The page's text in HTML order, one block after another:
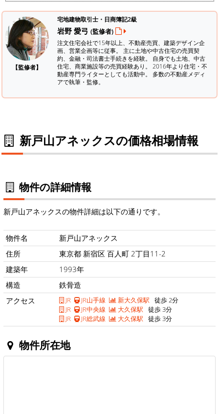
【監修者】
宅地建物取引士・日商簿記2級
岩野 愛弓 (監修者)
注文住宅会社で15年以上、不動産売買、建築デザイン企
画、営業企画等に従事。 主に土地や中古住宅の売買契
約、金融・司法書士手続きを経験。 自身でも土地、中古
住宅、商業施設等の売買経験あり。 2016年より住宅・不
動産専門ライターとしても活動中。 多数の不動産メディ
アで執筆・監修。
新戸山アネックスの価格相場情報
物件の詳細情報
新戸山アネックスの物件詳細は以下の通りです。
物件名
新戸山アネックス
住所
東京都 新宿区 百人町 2丁目11-2
建築年
1993年
構造
鉄骨造
アクセス
JR JR山手線 新大久保駅 徒歩 2分
JR
JR中央線 大久保駅 徒歩 3分
JR
JR総武線 大久保駅 徒歩 3分
物件所在地